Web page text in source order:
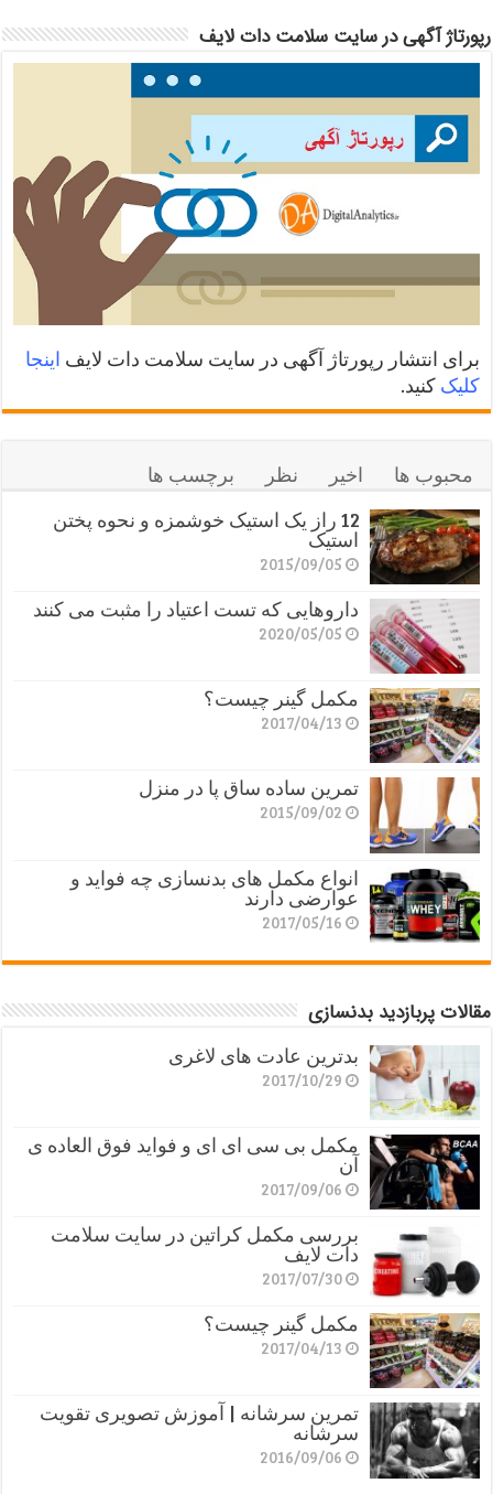
رپورتاژ آگهی در سایت سلامت دات لایف
برای انتشار رپورتاژ آگهی در سایت سلامت دات لایف اینجا
کلیک کنید.
محبوب ها اخیر نظر
برچسب ها
12 راز یک استیک خوشمزه و نحوه پختن
استیک
2015/09/05
داروهایی که تست اعتیاد را مثبت می کنند
2020/05/05
مکمل گینر چیست؟
2017/04/13
تمرین ساده ساق پا در منزل
2015/09/02
انواع مکمل های بدنسازی چه فواید و
عوارضی دارند
2017/05/16
مقالات پربازدید بدنسازی
بدترین عادت های لاغری
2017/10/29
مکمل بی سی ای ای و فواید فوق العاده ی
آن
2017/09/06
بررسی مکمل کراتین در سایت سلامت
دات لایف
2017/07/30
مکمل گینر چیست؟
2017/04/13
تمرین سرشانه | آموزش تصویری تقویت
سرشانه
2016/09/06